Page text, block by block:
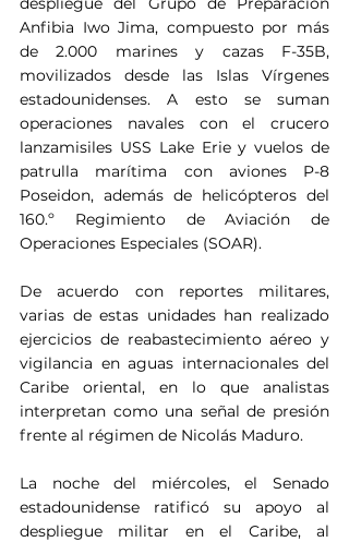
Anfibia Iwo Jima, compuesto por más
de 2.000 marines y cazas F-35B,
movilizados desde las Islas Vírgenes
estadounidenses. A esto se suman
operaciones navales con el crucero
lanzamisiles USS Lake Erie y vuelos de
patrulla marítima con aviones P-8
Poseidon, además de helicópteros del
160.º Regimiento de Aviación de
Operaciones Especiales (SOAR).
De acuerdo con reportes militares,
varias de estas unidades han realizado
ejercicios de reabastecimiento aéreo y
vigilancia en aguas internacionales del
Caribe oriental, en lo que analistas
interpretan como una señal de presión
frente al régimen de Nicolás Maduro.
La noche del miércoles, el Senado
estadounidense ratificó su apoyo al
despliegue militar en el Caribe, al